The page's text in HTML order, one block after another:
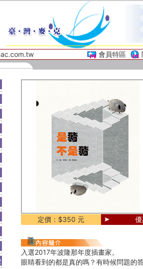
會員特區
定價：$350 元
入選2017年波隆那年度插畫家。
眼睛看到的都是真的嗎？有時候問題的